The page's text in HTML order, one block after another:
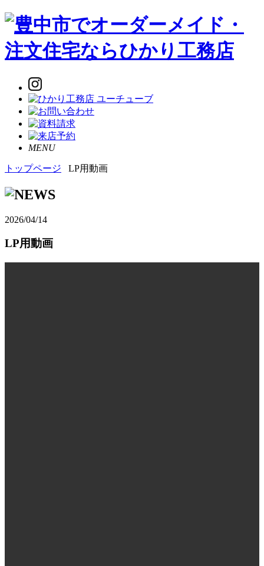
MENU
トップページ LP用動画
2026/04/14
LP用動画